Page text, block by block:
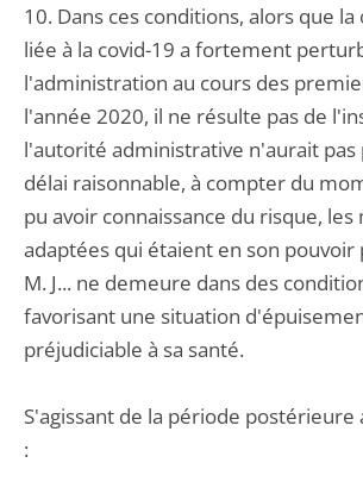
10. Dans ces conditions, alors que
liée à la covid-19 a fortement
l'administration au cours des
l'année 2020, il ne résulte pas de
l'autorité administrative n'aurait pas
délai raisonnable, à compter du
pu avoir connaissance du risque, les
adaptées qui étaient en son
M. J... ne demeure dans des
favorisant une situation
préjudiciable à sa santé.
S'agissant de la période postérieure
: